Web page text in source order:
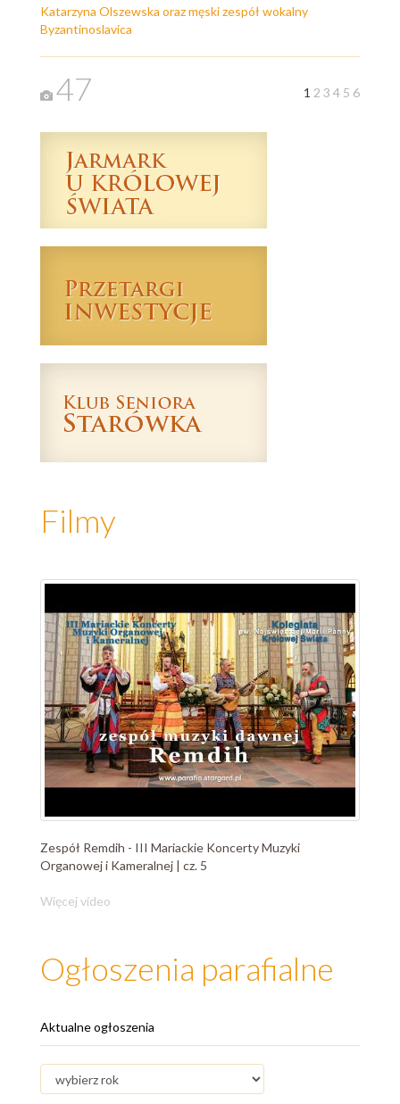
Katarzyna Olszewska oraz męski zespół wokalny
Byzantinoslavica
47 1 2 3 4 5 6
Filmy
Zespół Remdih - III Mariackie Koncerty Muzyki
Organowej i Kameralnej | cz. 5
Więcej video
Ogłoszenia parafialne
Aktualne ogłoszenia